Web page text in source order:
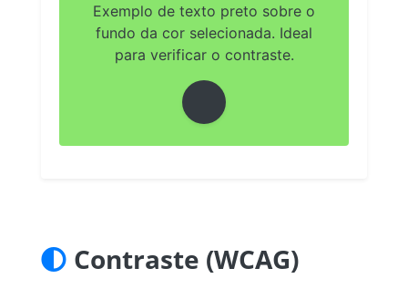
Exemplo de texto preto sobre o
fundo da cor selecionada. Ideal
para verificar o contraste.
Contraste (WCAG)